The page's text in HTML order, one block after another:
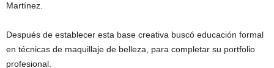
Martínez.
Después de establecer esta base creativa buscó educación formal
en técnicas de maquillaje de belleza, para completar su portfolio
profesional.